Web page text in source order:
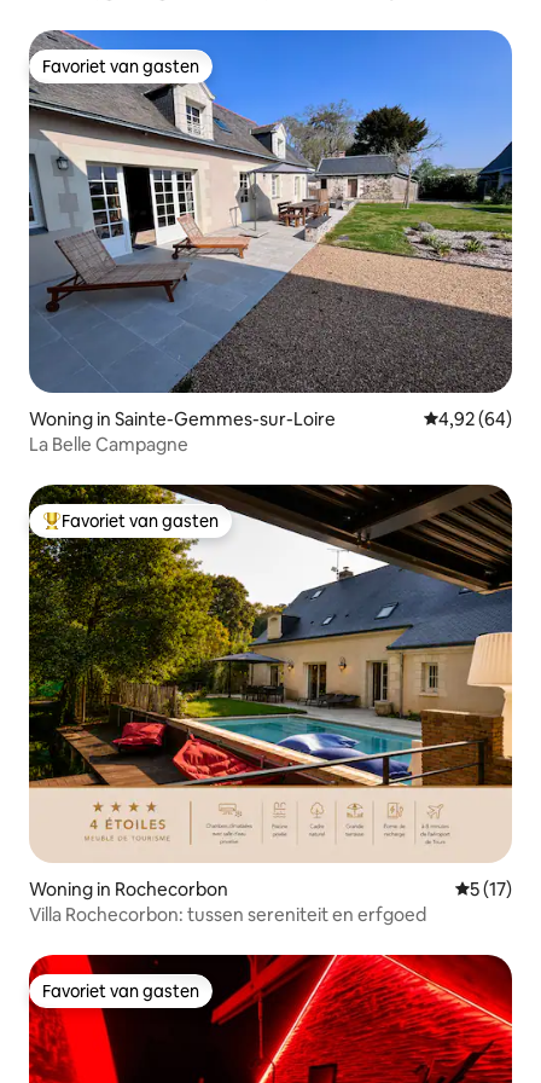
Favoriet van gasten
Favoriet van gasten
Woning in Sainte-Gemmes-sur-Loire Gemiddelde
4,92 (64)
La Belle Campagne
Topfavoriet van gasten
Favoriet van gasten
Woning in Rochecorbon
5 (17)
Villa Rochecorbon: tussen sereniteit en erfgoed
Favoriet van gasten
Favoriet van gasten